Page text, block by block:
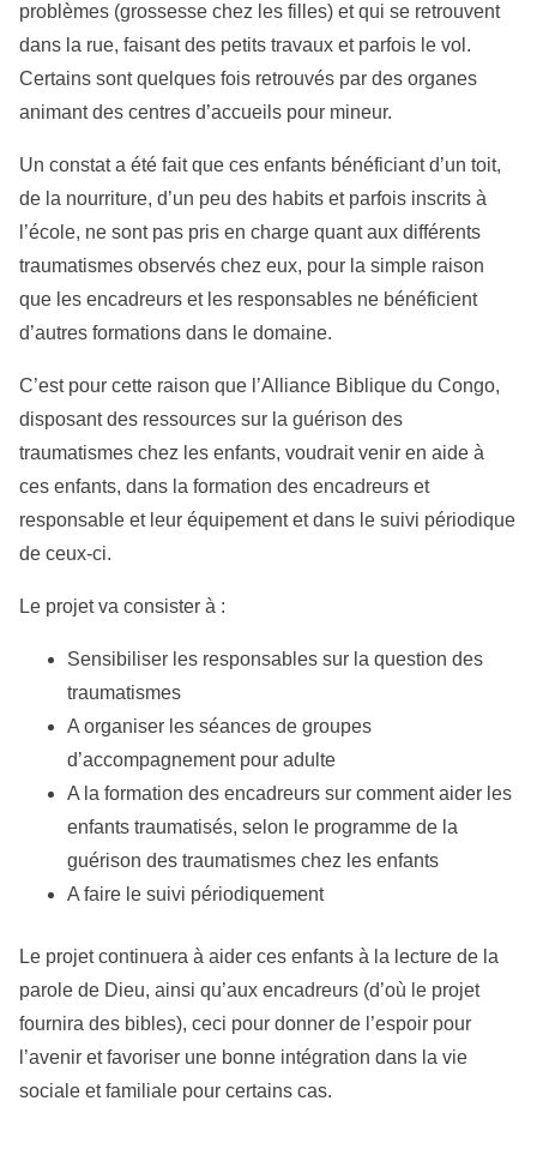
problèmes (grossesse chez les filles) et qui se retrouvent
dans la rue, faisant des petits travaux et parfois le vol.
Certains sont quelques fois retrouvés par des organes
animant des centres d’accueils pour mineur.
Un constat a été fait que ces enfants bénéficiant d’un toit,
de la nourriture, d’un peu des habits et parfois inscrits à
l’école, ne sont pas pris en charge quant aux différents
traumatismes observés chez eux, pour la simple raison
que les encadreurs et les responsables ne bénéficient
d’autres formations dans le domaine.
C’est pour cette raison que l’Alliance Biblique du Congo,
disposant des ressources sur la guérison des
traumatismes chez les enfants, voudrait venir en aide à
ces enfants, dans la formation des encadreurs et
responsable et leur équipement et dans le suivi périodique
de ceux-ci.
Le projet va consister à :
Sensibiliser les responsables sur la question des
traumatismes
A organiser les séances de groupes
d’accompagnement pour adulte
A la formation des encadreurs sur comment aider les
enfants traumatisés, selon le programme de la
guérison des traumatismes chez les enfants
A faire le suivi périodiquement
Le projet continuera à aider ces enfants à la lecture de la
parole de Dieu, ainsi qu’aux encadreurs (d’où le projet
fournira des bibles), ceci pour donner de l’espoir pour
l’avenir et favoriser une bonne intégration dans la vie
sociale et familiale pour certains cas.